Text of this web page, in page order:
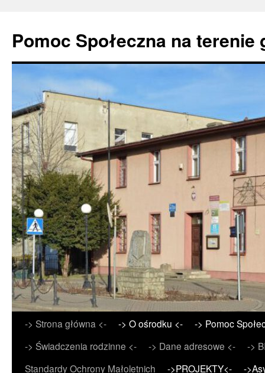
Pomoc Społeczna na terenie
Przejdź
do
treści
-> Strona główna <- -> O ośrodku <-
-> Pomoc
-> Świadczenia rodzinne <-
-> Dane adresowe <-
->
Standardy Ochrony Małoletnich
->PROJEKTY<-
-